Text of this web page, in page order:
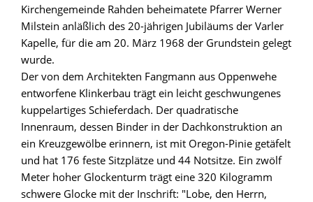
Kirchengemeinde Rahden beheimatete Pfarrer Werner
Milstein anläßlich des 20-jährigen Jubiläums der Varler
Kapelle, für die am 20. März 1968 der Grundstein gelegt
wurde.
Der von dem Architekten Fangmann aus Oppenwehe
entworfene Klinkerbau trägt ein leicht geschwungenes
kuppelartiges Schieferdach. Der quadratische
Innenraum, dessen Binder in der Dachkonstruktion an
ein Kreuzgewölbe erinnern, ist mit Oregon-Pinie getäfelt
und hat 176 feste Sitzplätze und 44 Notsitze. Ein zwölf
Meter hoher Glockenturm trägt eine 320 Kilogramm
schwere Glocke mit der Inschrift: "Lobe, den Herrn,